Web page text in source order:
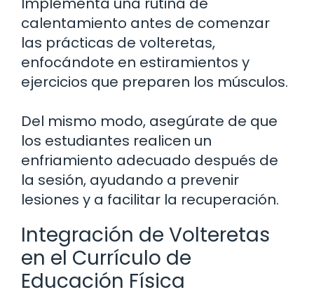
calentamiento antes de comenzar
las prácticas de volteretas,
enfocándote en estiramientos y
ejercicios que preparen los músculos.
Del mismo modo, asegúrate de que
los estudiantes realicen un
enfriamiento adecuado después de
la sesión, ayudando a prevenir
lesiones y a facilitar la recuperación.
Integración de Volteretas
en el Currículo de
Educación Física